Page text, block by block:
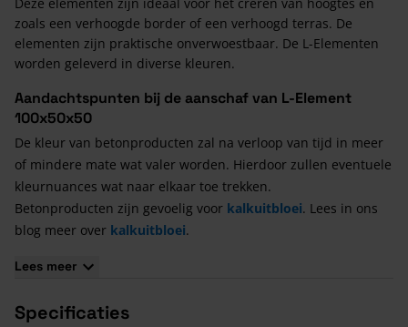
zoals een verhoogde border of een verhoogd terras. De
elementen zijn praktische onverwoestbaar. De L-Elementen
worden geleverd in diverse kleuren.
Aandachtspunten bij de aanschaf van L-Element
100x50x50
De kleur van betonproducten zal na verloop van tijd in meer
of mindere mate wat valer worden. Hierdoor zullen eventuele
kleurnuances wat naar elkaar toe trekken.
Betonproducten zijn gevoelig voor kalkuitbloei. Lees in ons
blog meer over kalkuitbloei.
een zekere maattolerantie. Dit betekent dat een gekochte
uitvallen.
Lees meer
Specificaties